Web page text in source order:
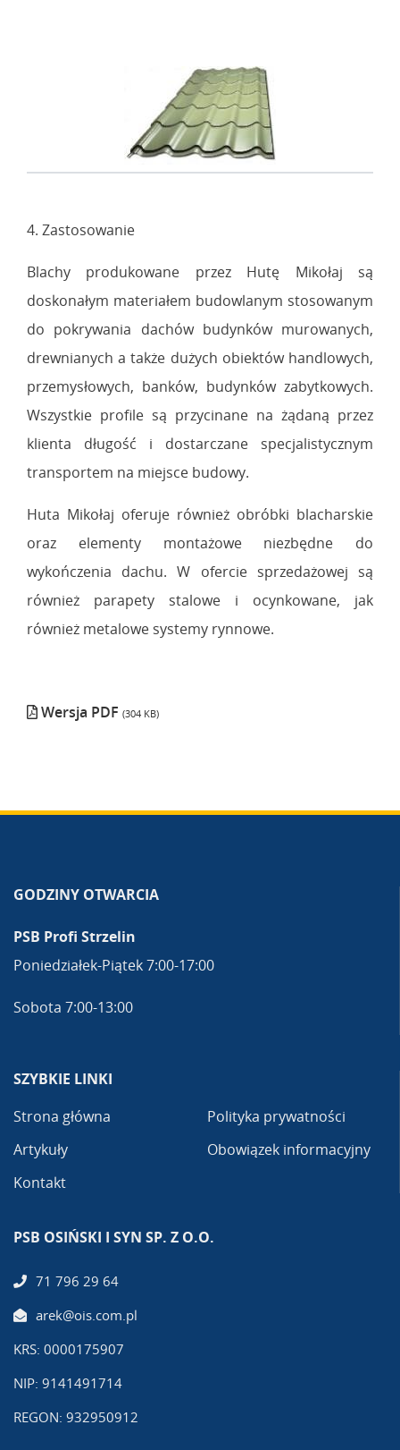
4. Zastosowanie
Blachy produkowane przez Hutę Mikołaj są
doskonałym materiałem budowlanym stosowanym
do pokrywania dachów budynków murowanych,
drewnianych a także dużych obiektów handlowych,
przemysłowych, banków, budynków zabytkowych.
Wszystkie profile są przycinane na żądaną przez
klienta długość i dostarczane specjalistycznym
transportem na miejsce budowy.
Huta Mikołaj oferuje również obróbki blacharskie
oraz elementy montażowe niezbędne do
wykończenia dachu. W ofercie sprzedażowej są
również parapety stalowe i ocynkowane, jak
również metalowe systemy rynnowe.
Wersja PDF (304 KB)
GODZINY OTWARCIA
PSB Profi Strzelin
Poniedziałek-Piątek 7:00-17:00
Sobota 7:00-13:00
SZYBKIE LINKI
Strona główna
Artykuły
Kontakt
Polityka prywatności
Obowiązek informacyjny
PSB OSIŃSKI I SYN SP. Z O.O.
71 796 29 64
arek@ois.com.pl
KRS: 0000175907
NIP: 9141491714
REGON: 932950912